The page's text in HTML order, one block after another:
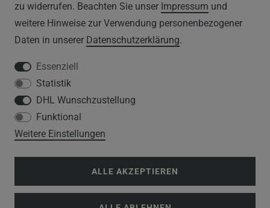
DATENSCHUTZERKLÄRUNG
HINWEISE ZUM ELEKTROGESETZ
SERVICE
WIDERRUFSFORMULAR
zu widerrufen. Beachten Sie unser Impressum und
weitere Hinweise zur Verwendung personenbezogener
Daten in unserer Daten­schutz­erklärung.
Essenziell
Statistik
DHL Wunschzustellung
Funktional
Weitere Einstellungen
ALLE AKZEPTIEREN